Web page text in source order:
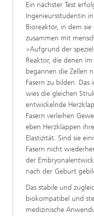
Ein nächster Test
Ingenieursstudentin
Bioreaktor, in dem
zusammen mit
»Aufgrund der
Reaktor, die denen
begannen die Zellen
Fasern zu bilden.
wies die gleichen
entwickelnde
Fasern verleihen
eben Herzklappen
Elastizität. Sind sie
Fasern nicht
der
nach der Geburt
Das stabile und
biokompatibel und
medizinische